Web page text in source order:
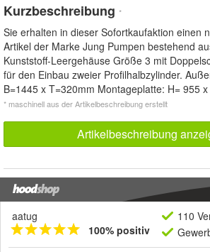
Kurzbeschreibung *
Sie erhalten in dieser Sofortkaufaktion einen
Artikel der Marke Jung Pumpen bestehend
Kunststoff-Leergehäuse Größe 3 mit
für den Einbau zweier Profilhalbzylinder.
B=1445 x T=320mm Montageplatte: H= 955
* maschinell aus der Artikelbeschreibung erstellt
Artikelbeschreibung
aatug
100% positiv
110